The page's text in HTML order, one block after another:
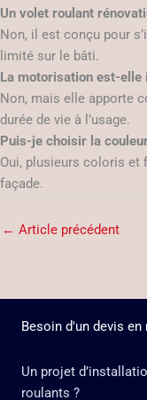
Un volet roulant
Non, il est conçu pour
limité sur le bâti.
La motorisation est-elle
Non, mais elle apporte
durée de vie à l’usage.
Puis-je choisir la
Oui, plusieurs coloris et
façade.
← Article précédent
Besoin d'un devis en
Un projet
roulants ?